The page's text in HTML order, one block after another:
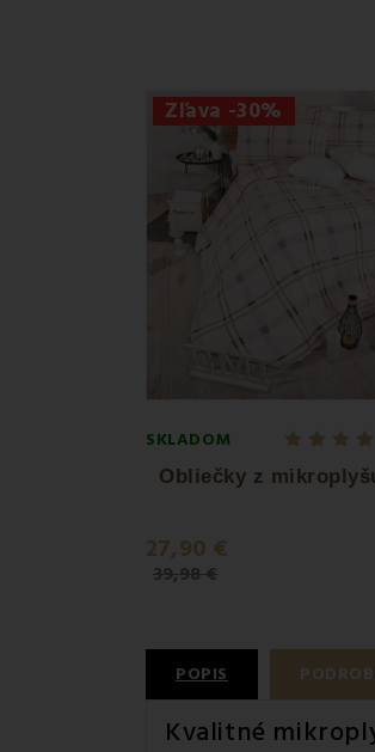
Zľava -30%
SKLADOM
Obliečky z
27,90 €
39,98 €
POPIS
Kvalitné